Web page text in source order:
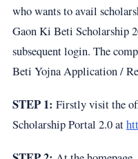
who wants to avail
Gaon Ki Beti Scholarship
subsequent login. The
Beti Yojna Application /
STEP 1: Firstly visit the
Scholarship Portal 2.0 at